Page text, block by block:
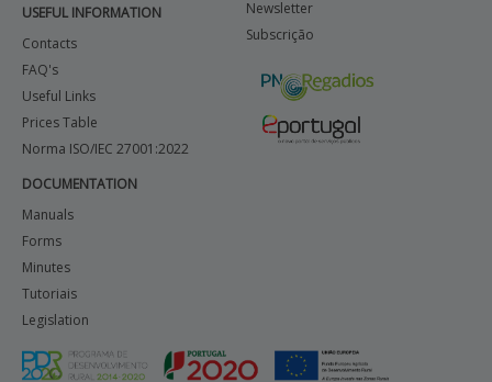
USEFUL INFORMATION
Contacts
FAQ's
Useful Links
Prices Table
Norma ISO/IEC 27001:2022
DOCUMENTATION
Manuals
Forms
Minutes
Tutoriais
Legislation
Newsletter
Subscrição